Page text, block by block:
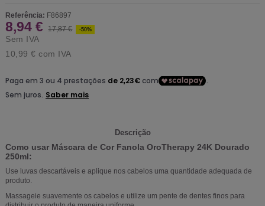
Referência: F86897
8,94 € 17,87 € -50%
Sem IVA
10,99 € com IVA
Descrição
Como usar Máscara de Cor Fanola OroTherapy 24K Dourado
250ml:
Use luvas descartáveis ​​e aplique nos cabelos uma quantidade adequada de
produto.
Massageie suavemente os cabelos e utilize um pente de dentes finos para